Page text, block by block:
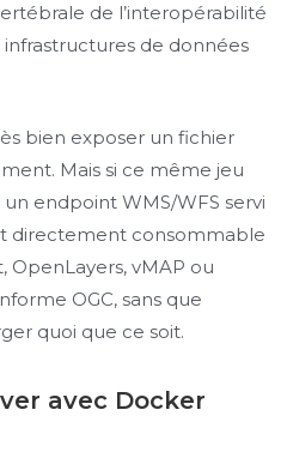
de l’interopérabilité
de données
bien exposer un fichier
Mais si ce même jeu
endpoint WMS/WFS servi
directement consommable
OpenLayers, vMAP ou
OGC, sans que
quoi que ce soit.
avec Docker